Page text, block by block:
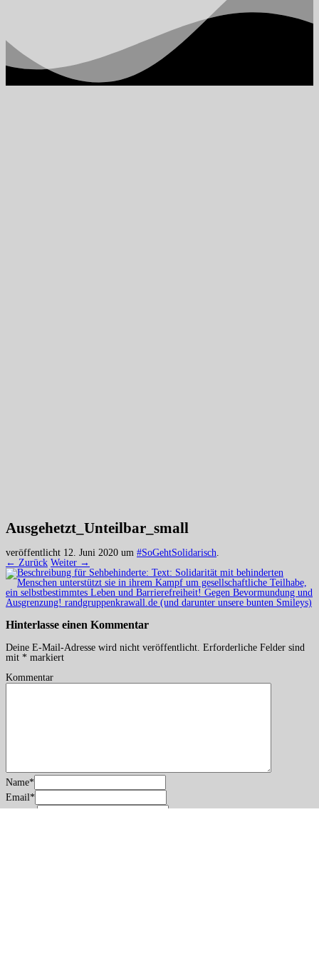
Ausgehetzt_Unteilbar_small
veröffentlicht 12. Juni 2020 um #SoGehtSolidarisch.
← Zurück Weiter →
Hinterlasse einen Kommentar
Deine E-Mail-Adresse wird nicht veröffentlicht. Erforderliche Felder sind
mit * markiert
Kommentar
Name*
Email*